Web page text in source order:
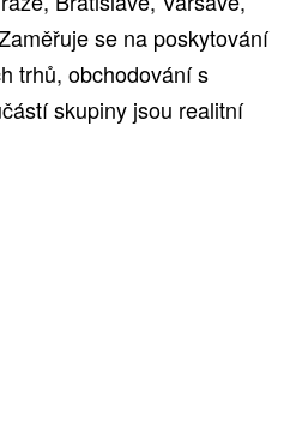
se na poskytování
trhů, obchodování s
skupiny jsou realitní